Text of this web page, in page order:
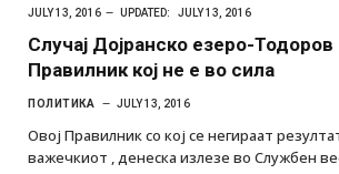
JULY 13, 2016 UPDATED: JULY 13, 2016
Случај Дојранско езеро-Тодоров
Правилник кој не e во сила
ПОЛИТИКА JULY 13, 2016
Овој Правилник со кој се негираат
важечкиот , денеска излезе во Службен